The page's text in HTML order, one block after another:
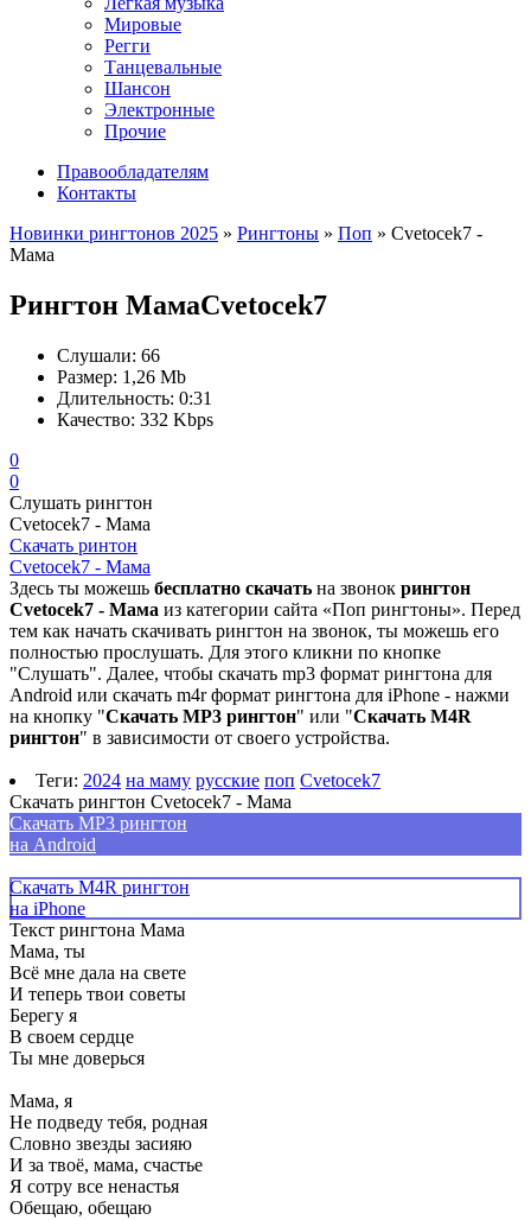
Мировые
Регги
Танцевальные
Шансон
Электронные
Прочие
Правообладателям
Контакты
Новинки рингтонов 2025 » Рингтоны » Поп » Cvetocek7 -
Мама
Рингтон МамаCvetocek7
Слушали: 66
Размер: 1,26 Mb
Длительность: 0:31
Качество: 332 Kbps
0
0
Слушать рингтон
Cvetocek7 - Мама
Скачать ринтон
Cvetocek7 - Мама
Здесь ты можешь бесплатно скачать на звонок рингтон
Cvetocek7 - Мама из категории сайта «Поп рингтоны». Перед
тем как начать скачивать рингтон на звонок, ты можешь его
полностью прослушать. Для этого кликни по кнопке
"Слушать". Далее, чтобы скачать mp3 формат рингтона для
Android или скачать m4r формат рингтона для iPhone - нажми
на кнопку "Скачать MP3 рингтон" или "Скачать M4R
рингтон" в зависимости от своего устройства.
Теги: 2024 на маму русские поп Cvetocek7
Скачать рингтон Cvetocek7 - Мама
Скачать MP3 рингтон
на Android
Скачать M4R рингтон
на iPhone
Текст рингтона Мама
Мама, ты
Всё мне дала на свете
И теперь твои советы
Берегу я
В своем сердце
Ты мне доверься
Мама, я
Не подведу тебя, родная
Словно звезды засияю
И за твоё, мама, счастье
Я сотру все ненастья
Обещаю, обещаю